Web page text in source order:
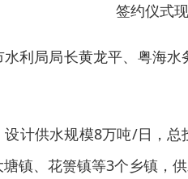
签约仪式
利局局长黄龙平、粤海
计供水规模8万吨/日，
镇、花箦镇等3个乡镇，